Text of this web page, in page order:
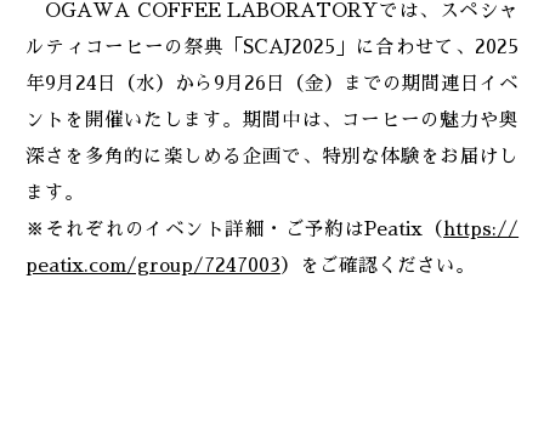
OGAWA COFFEE LABORATORYでは、スペシャ
ルティコーヒーの祭典「SCAJ2025」に合わせて、2025
年9月24日（水）から9月26日（金）までの期間連日イベ
ントを開催いたします。期間中は、コーヒーの魅力や奥
深さを多角的に楽しめる企画で、特別な体験をお届けし
ます。
※それぞれのイベント詳細・ご予約はPeatix（ https://
peatix.com/group/7247003）をご確認ください。